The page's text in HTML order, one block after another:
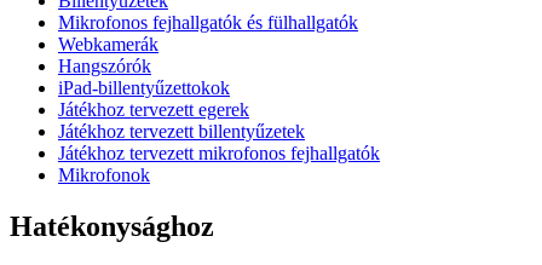
Mikrofonos fejhallgatók és fülhallgatók
Webkamerák
Hangszórók
iPad-billentyűzettokok
Játékhoz tervezett egerek
Játékhoz tervezett billentyűzetek
Játékhoz tervezett mikrofonos fejhallgatók
Mikrofonok
Hatékonysághoz